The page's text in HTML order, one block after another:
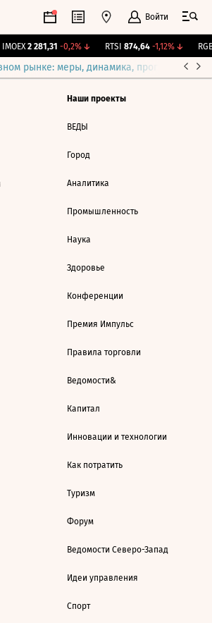
Войти
IMOEX 2 281,31 -0,2%↓ RTSI 874,64 -1,12%↓
рынке: меры, динамика, прогнозы
Наши проекты
ВЕДЫ
Город
Аналитика
Промышленность
Наука
Здоровье
Конференции
Премия Импульс
Правила торговли
Ведомости&
Капитал
Инновации и технологии
Как потратить
Туризм
Форум
Ведомости Северо-Запад
Идеи управления
Спорт